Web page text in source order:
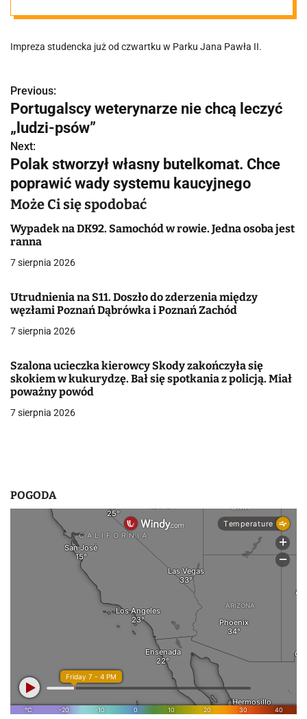
Impreza studencka już od czwartku w Parku Jana Pawła II.
N
a
w
i
g
a
c
a
w
i
s
Previous:
Portugalscy weterynarze nie chcą leczyć
„ludzi-psów”
Next:
Polak stworzył własny butelkomat. Chce
poprawić wady systemu kaucyjnego
Może Ci się spodobać
Wypadek na DK92. Samochód w rowie. Jedna osoba jest
ranna
7 sierpnia 2026
Utrudnienia na S11. Doszło do zderzenia między
węzłami Poznań Dąbrówka i Poznań Zachód
7 sierpnia 2026
Szalona ucieczka kierowcy Skody zakończyła się
skokiem w kukurydzę. Bał się spotkania z policją. Miał
poważny powód
7 sierpnia 2026
POGODA